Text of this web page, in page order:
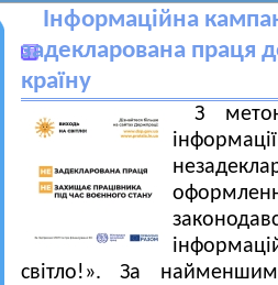
Інформаційна
задекларована праця
країну
З
світло!». За